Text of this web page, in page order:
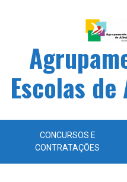
Escolas
CONCURSOS E
CONTRATAÇÕES